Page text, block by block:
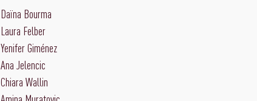
Daïna Bourma
Laura Felber
Yenifer Giménez
Ana Jelencic
Chiara Wallin